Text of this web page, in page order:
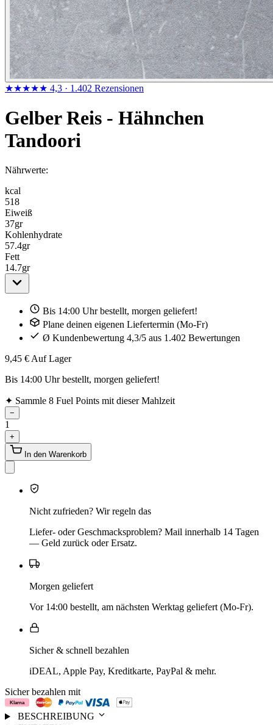
★★★★★ 4,3 · 1.402 Rezensionen
Gelber Reis - Hähnchen
Tandoori
Nährwerte:
kcal
518
Eiweiß
37gr
Kohlenhydrate
57.4gr
Fett
14.7gr
Bis 14:00 Uhr bestellt, morgen geliefert!
Plane deinen eigenen Liefertermin (Mo-Fr)
Ø Kundenbewertung 4,3/5 aus 1.402 Bewertungen
9,45 € Auf Lager
Bis 14:00 Uhr bestellt, morgen geliefert!
✦ Sammle 8 Fuel Points mit dieser Mahlzeit
−
1
+
In den Warenkorb
Nicht zufrieden? Wir regeln das
Liefer- oder Geschmacksproblem? Mail innerhalb 14 Tagen
— Geld zurück oder Ersatz.
Morgen geliefert
Vor 14:00 bestellt, am nächsten Werktag geliefert (Mo-Fr).
Sicher & schnell bezahlen
iDEAL, Apple Pay, Kreditkarte, PayPal & mehr.
Sicher bezahlen mit
BESCHREIBUNG